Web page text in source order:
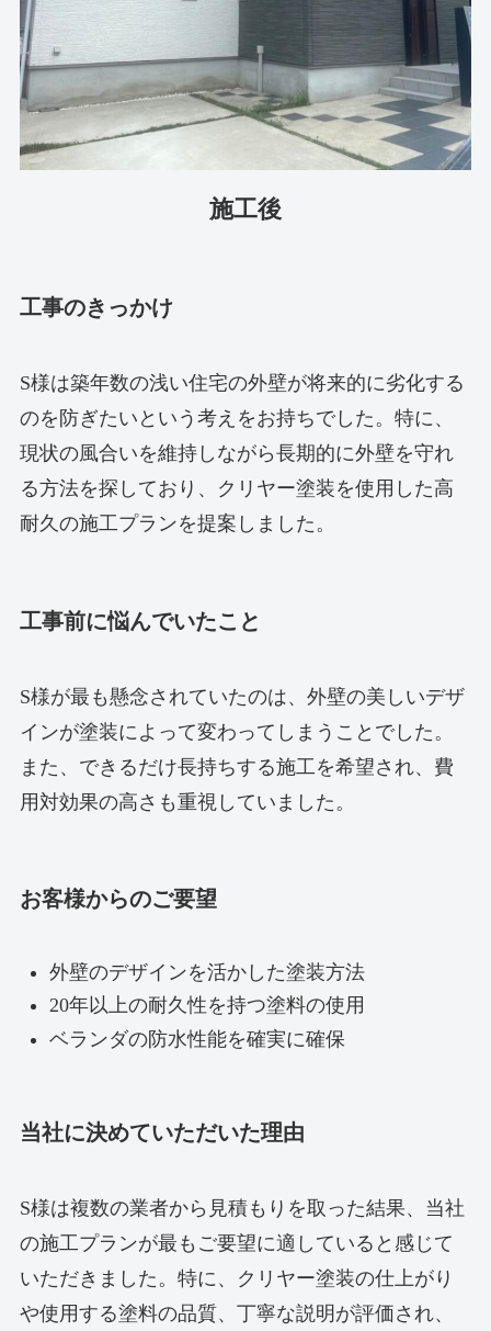
施工後
工事のきっかけ
S様は築年数の浅い住宅の外壁が将来的に劣化する
のを防ぎたいという考えをお持ちでした。特に、
現状の風合いを維持しながら長期的に外壁を守れ
る方法を探しており、クリヤー塗装を使用した高
耐久の施工プランを提案しました。
工事前に悩んでいたこと
S様が最も懸念されていたのは、外壁の美しいデザ
インが塗装によって変わってしまうことでした。
また、できるだけ長持ちする施工を希望され、費
用対効果の高さも重視していました。
お客様からのご要望
外壁のデザインを活かした塗装方法
20年以上の耐久性を持つ塗料の使用
ベランダの防水性能を確実に確保
当社に決めていただいた理由
S様は複数の業者から見積もりを取った結果、当社
の施工プランが最もご要望に適していると感じて
いただきました。特に、クリヤー塗装の仕上がり
や使用する塗料の品質、丁寧な説明が評価され、